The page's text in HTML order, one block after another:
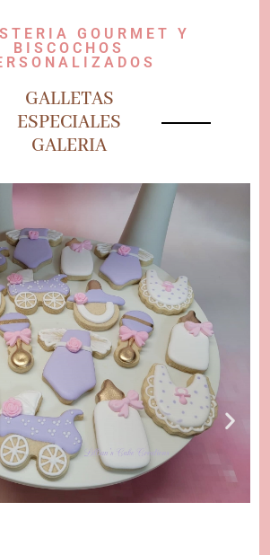
GOURMET Y
BISCOCHOS
GALLETAS
ESPECIALES
GALERIA